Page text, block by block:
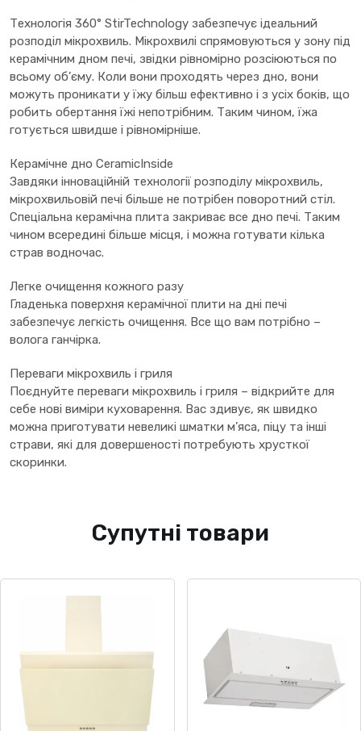
Технологія 360° StirTechnology забезпечує ідеальний
розподіл мікрохвиль. Мікрохвилі спрямовуються у зону під
керамічним дном печі, звідки рівномірно розсіюються по
всьому об’єму. Коли вони проходять через дно, вони
можуть проникати у їжу більш ефективно і з усіх боків, що
робить обертання їжі непотрібним. Таким чином, їжа
готується швидше і рівномірніше.
Керамічне дно CeramicInside
Завдяки інноваційній технології розподілу мікрохвиль,
мікрохвильовій печі більше не потрібен поворотний стіл.
Спеціальна керамічна плита закриває все дно печі. Таким
чином всередині більше місця, і можна готувати кілька
страв водночас.
Легке очищення кожного разу
Гладенька поверхня керамічної плити на дні печі
забезпечує легкість очищення. Все що вам потрібно –
волога ганчірка.
Переваги мікрохвиль і гриля
Поєднуйте переваги мікрохвиль і гриля – відкрийте для
себе нові виміри куховарення. Вас здивує, як швидко
можна приготувати невеликі шматки м’яса, піцу та інші
страви, які для довершеності потребують хрусткої
скоринки.
Супутні товари